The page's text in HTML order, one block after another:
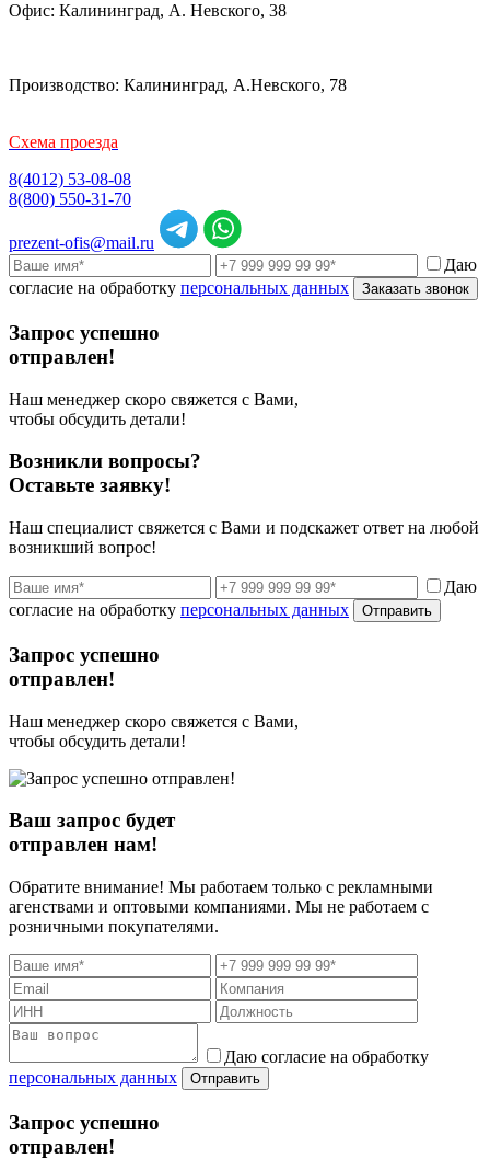
Офис: Калининград, А. Невского, 38
Производство: Калининград, А.Невского, 78
Схема проезда
8(4012) 53-08-08
8(800) 550-31-70
prezent-ofis@mail.ru
Даю
согласие на обработку персональных данных Заказать звонок
Запрос успешно
отправлен!
Наш менеджер скоро свяжется с Вами,
чтобы обсудить детали!
Возникли вопросы?
Оставьте заявку!
Наш специалист свяжется с Вами и подскажет ответ на любой
возникший вопрос!
Даю
согласие на обработку персональных данных Отправить
Запрос успешно
отправлен!
Наш менеджер скоро свяжется с Вами,
чтобы обсудить детали!
Ваш запрос будет
отправлен нам!
Обратите внимание! Мы работаем только с рекламными
агенствами и оптовыми компаниями. Мы не работаем с
розничными покупателями.
Даю согласие на обработку
персональных данных
Отправить
Запрос успешно
отправлен!